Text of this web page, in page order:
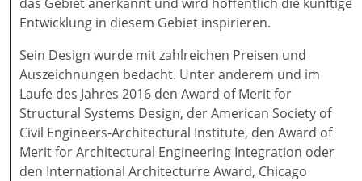
Entwicklung in diesem Gebiet inspirieren.
Sein Design wurde mit zahlreichen Preisen und
Auszeichnungen bedacht. Unter anderem und im
Laufe des Jahres 2016 den Award of Merit for
Structural Systems Design, der American Society of
Civil Engineers-Architectural Institute, den Award of
Merit for Architectural Engineering Integration oder
den International Architecturre Award, Chicago